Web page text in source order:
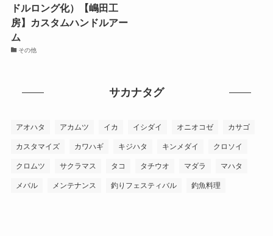
ドルロング化）【嶋田工
房】カスタムハンドルアー
ム
その他
サカナタグ
アオハタ アカムツ イカ イシダイ オニオコゼ カサゴ
カスタマイズ カワハギ キジハタ キンメダイ クロソイ
クロムツ サクラマス タコ タチウオ マダラ マハタ
メバル メンテナンス 釣りフェスティバル 釣魚料理